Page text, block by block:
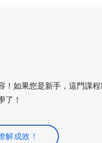
如果您是新手，這門課
了！
解成效！